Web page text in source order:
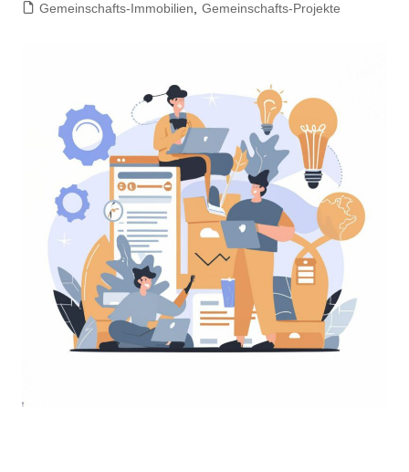
Gemeinschafts-Immobilien
Gemeinschafts-Projekte